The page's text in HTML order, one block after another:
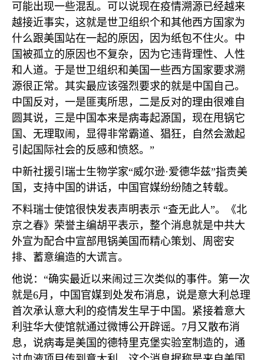
可能出现一些混乱。可以说现在疫情溯源已经越来
越接近事实，这就是世卫组织个和其他西方国家为
什么跟美国站在一起的原因，因为纸包不住火。中
国被孤立的原因也不复杂，因为它违背理性、人性
和人道。于是世卫组织和美国一些西方国家要求溯
源很正常。其实最应该强烈要求的就是中国自己。
中国反对，一是匪夷所思，二是反对的理由很难自
圆其说，三是中国本来是病毒起源国，现在甩锅它
国、无理取闹，显得非常霸道、猖狂，自然会激起
引起国际社会的反感和愤怒。”
中新社援引瑞士生物学家“威尔逊·爱德华兹”指责美
国，支持中国的讲话，中国官媒纷纷随之转载。
不料瑞士使馆很快发表声明表示 “查无此人”。《北
京之春》荣誉主编胡平表示，整个消息就是中共大
外宣为配合中宣部甩锅美国而精心策划、周密安
排、蓄意编造的大谎言。
他说：“确实最近以来闹过三次类似的事件。第一次
就是6月，中国官媒到处发布消息，说是意大利总理
首次承认意大利的疫情发生早于中国。紧接着意大
利驻华大使馆就通过微博公开辟谣。 7月又散布消
息，说病毒是美国的德特里克堡实验室制造的，通